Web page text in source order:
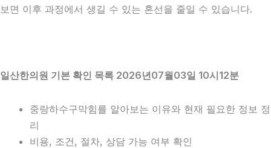
보면 이후 과정에서 생길 수 있는 혼선을 줄일 수 있습니다.
일산한의원 기본 확인 목록 2026년07월03일 10시12분
중랑하수구막힘를 알아보는 이유와 현재 필요한 정보 정
리
비용, 조건, 절차, 상담 가능 여부 확인